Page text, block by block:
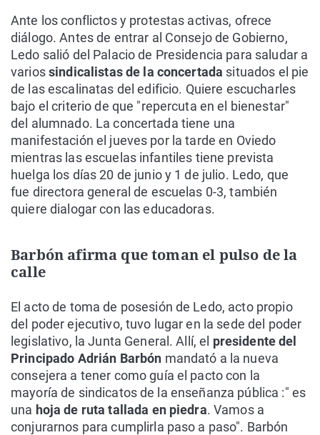
Ante los conflictos y protestas activas, ofrece
diálogo. Antes de entrar al Consejo de Gobierno,
Ledo salió del Palacio de Presidencia para saludar a
variossindicalistas de la concertada situados el pie
de las escalinatas del edificio. Quiere escucharles
bajo el criterio de que "repercuta en el bienestar"
del alumnado. La concertada tiene una
manifestación el jueves por la tarde en Oviedo
mientras las escuelas infantiles tiene prevista
huelga los días 20 de junio y 1 de julio. Ledo, que
fue directora general de escuelas 0-3, también
quiere dialogar con las educadoras.
Barbón afirma que toman el pulso de la
calle
El acto de toma de posesión de Ledo, acto propio
del poder ejecutivo, tuvo lugar en la sede del poder
legislativo, la Junta General. Allí, el presidente del
Principado Adrián Barbón mandató a la nueva
consejera a tener como guía el pacto con la
mayoría de sindicatos de la enseñanza pública :" es
una hoja de ruta tallada en piedra. Vamos a
conjurarnos para cumplirla paso a paso". Barbón